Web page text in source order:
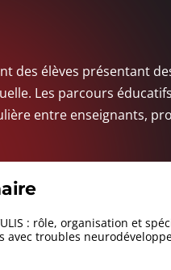
des élèves présentant
Les parcours
entre enseignants,
: rôle, organisation et
avec troubles